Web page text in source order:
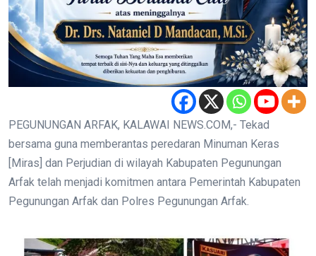
PEGUNUNGAN ARFAK, KALAWAI NEWS.COM,- Tekad
bersama guna memberantas peredaran Minuman Keras
[Miras] dan Perjudian di wilayah Kabupaten Pegunungan
Arfak telah menjadi komitmen antara Pemerintah Kabupaten
Pegunungan Arfak dan Polres Pegunungan Arfak.